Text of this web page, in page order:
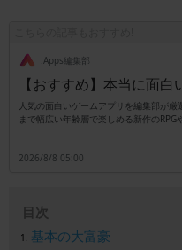
.Apps編集部
【おすすめ】本当に面
人気の面白いゲームアプリを編集部が
まで幅広い年齢層で楽しめる新作のRPG
2026/8/8 05:00
目次
基本の大富豪